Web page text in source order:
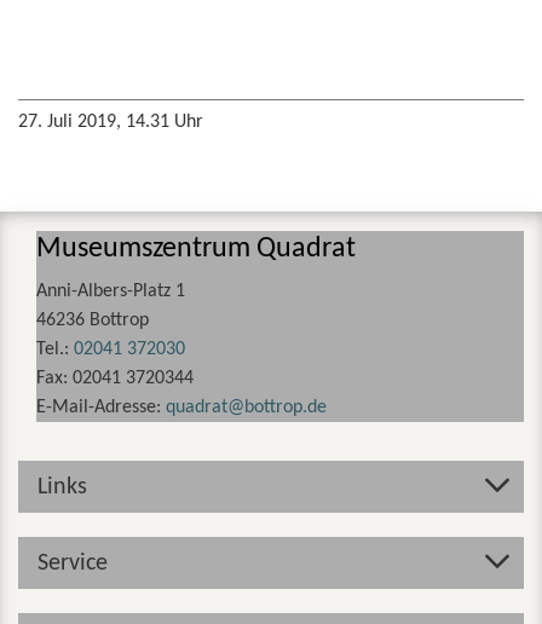
27. Juli 2019, 14.31 Uhr
Museumszentrum Quadrat
Anni-Albers-Platz 1
46236 Bottrop
Tel.: 02041 372030
Fax: 02041 3720344
E-Mail-Adresse: quadrat bottrop de
Links
Service